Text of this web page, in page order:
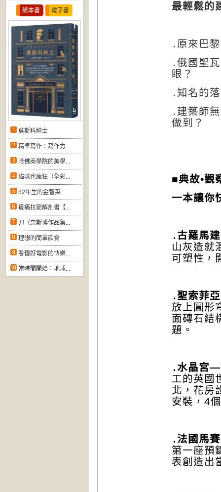
紙本書 電子書
莫斯科紳士
精準寫作：寫作力...
哈佛商學院的美學...
貓咪也瘋狂（全彩...
82年生的金智英
痠痛拉筋解剖書【...
刀（奈斯博作品集...
理想的簡單飲食
看懂好電影的快樂...
當時間開始：地球...
最輕鬆的
․原來巴
․俄國聖
眼？
․知名的
․建築師
做到？
■典故•觀
一本讓你
․古羅馬
山灰造就
可塑性，
․聖索菲
放上圓形
面磚石結
題。
․水晶宮—
工的英國
北，花房
安裝， 4
․法國馬
第一座預
表創造出